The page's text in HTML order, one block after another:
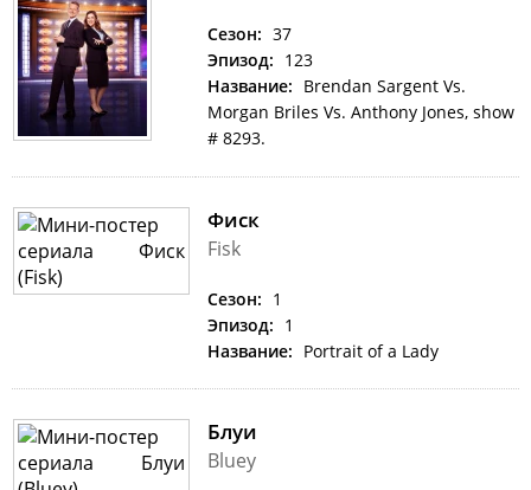
Сезон: 37
Эпизод: 123
Название: Brendan Sargent Vs.
Morgan Briles Vs. Anthony Jones, show
# 8293.
Фиск
Fisk
Сезон: 1
Эпизод: 1
Название: Portrait of a Lady
Блуи
Bluey